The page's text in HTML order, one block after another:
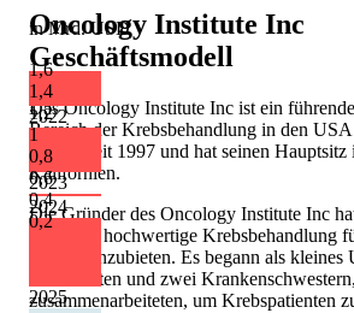
2022
2023
2024
2025
in Mrd. USD
1,6
1,4
1,2
1
0,8
0,6
0,4
0,2
Oncology Institute Inc
Geschäftsmodell
Das Oncology Institute Inc ist ein
Bereich der Krebsbehandlung in den
besteht seit 1997 und hat seinen
Kalifornien.
Die Gründer des Oncology Institute Inc
qualitativ hochwertige Krebsbehandlung
Region anzubieten. Es begann als
zwei Ärzten und zwei
zusammenarbeiteten, um Krebspatienten